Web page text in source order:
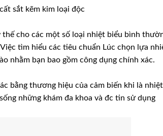
sắt kẽm kim loại độc
cho các một số loại nhiệt biểu bình
tìm hiểu các tiêu chuẩn Lúc chọn lựa
nhằm bạn bao gồm công dụng chính xác.
bằng thương hiệu của cảm biến khi là
những khám đa khoa và đc tin sử dụng